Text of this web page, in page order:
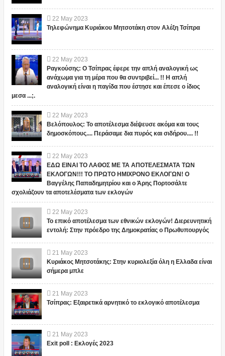
22 May 2023
Τηλεφώνημα Κυριάκου Μητσοτάκη στον Αλέξη Τσίπρα
22 May 2023
Ραγκούσης: Ο Τσίπρας έφερε την απλή αναλογική ως
ανάχωμα για τη μέρα που θα συντριβεί... !! Η απλή
αναλογική είναι η παγίδα που έστησε και έπεσε ο ίδιος
μεσα ...;.
22 May 2023
Βελόπουλος: Το αποτέλεσμα διέψευσε ακόμα και τους
δημοσκόπους.... Περάσαμε δια πυρός και σιδήρου.... !!
22 May 2023
ΕΔΩ ΕΙΝΑΙ ΤΟ ΛΑΘΟΣ ΜΕ ΤΑ ΑΠΟΤΕΛΕΣΜΑΤΑ ΤΩΝ
ΕΚΛΟΓΩΝ!!! ΤΟ ΠΡΩΤΟ ΗΜΙΧΡΟΝΟ ΕΚΛΟΓΩΝ! Ο
Βαγγέλης Παπαδημητρίου και ο Άρης Πορτοσάλτε
σχολιάζουν τα αποτελέσματα των εκλογών
22 May 2023
Το επικό αποτέλεσμα των εθνικών εκλογών! Διερευνητική
εντολή: Στην πρόεδρο της Δημοκρατίας ο Πρωθυπουργός
21 May 2023
Κυριάκος Μητσοτάκης: Στην κυριολεξία όλη η Ελλαδα είναι
σήμερα μπλε
21 May 2023
Τσίπρας: Εξαιρετικά αρνητικό το εκλογικό αποτέλεσμα
21 May 2023
Exit poll : Εκλογές 2023